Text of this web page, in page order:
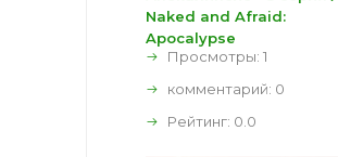
Naked and Afraid:
Apocalypse
Просмотры: 1
комментарий: 0
Рейтинг: 0.0